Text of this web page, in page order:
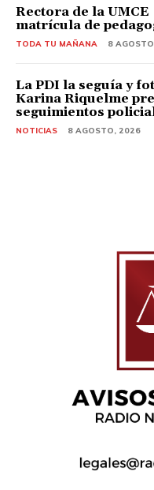
Rectora de la
matrícula de
TODA TU MAÑANA 8
La PDI la seguía y
Karina Riquelme
seguimientos
NOTICIAS 8 AGOSTO, 2026